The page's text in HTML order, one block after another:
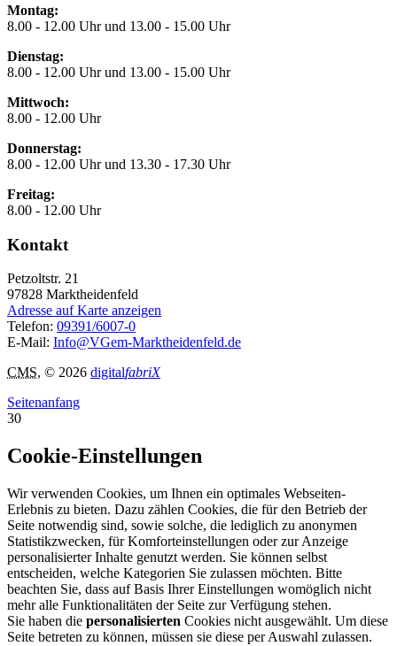
Montag:
8.00 - 12.00 Uhr und 13.00 - 15.00 Uhr
Dienstag:
8.00 - 12.00 Uhr und 13.00 - 15.00 Uhr
Mittwoch:
8.00 - 12.00 Uhr
Donnerstag:
8.00 - 12.00 Uhr und 13.30 - 17.30 Uhr
Freitag:
8.00 - 12.00 Uhr
Kontakt
Petzoltstr. 21
97828 Marktheidenfeld
Adresse auf Karte anzeigen
Telefon: 09391/6007-0
E-Mail: Info@VGem-Marktheidenfeld.de
CMS, © 2026 digitalfabriX
Seitenanfang
30
Cookie-Einstellungen
Wir verwenden Cookies, um Ihnen ein optimales Webseiten-
Erlebnis zu bieten. Dazu zählen Cookies, die für den Betrieb der
Seite notwendig sind, sowie solche, die lediglich zu anonymen
Statistikzwecken, für Komforteinstellungen oder zur Anzeige
personalisierter Inhalte genutzt werden. Sie können selbst
entscheiden, welche Kategorien Sie zulassen möchten. Bitte
beachten Sie, dass auf Basis Ihrer Einstellungen womöglich nicht
mehr alle Funktionalitäten der Seite zur Verfügung stehen.
Sie haben die personalisierten Cookies nicht ausgewählt. Um diese
Seite betreten zu können, müssen sie diese per Auswahl zulassen.